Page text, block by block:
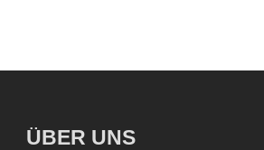
ÜBER UNS